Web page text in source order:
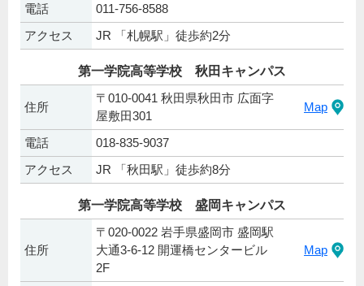
電話
011-756-8588
アクセス
JR 「札幌駅」徒歩約2分
第一学院高等学校 秋田キャンパス
住所
〒010-0041 秋田県秋田市 広面字
屋敷田301
Map
電話
018-835-9037
アクセス
JR 「秋田駅」徒歩約8分
第一学院高等学校 盛岡キャンパス
住所
〒020-0022 岩手県盛岡市 盛岡駅
大通3-6-12 開運橋センタービル
2F
Map